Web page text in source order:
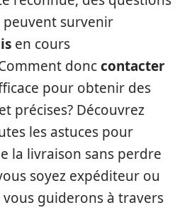
survenir
en cours
donccontacter
pour obtenir des
précises? Découvrez
les astuces pour
la livraison sans perdre
soyez expéditeur ou
guiderons à travers